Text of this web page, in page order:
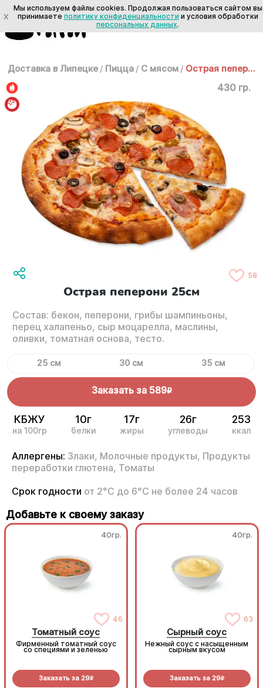
Доставка в Липецке / Пицца / С мясом / Острая пеперони 25cм
430 гр.
58
Острая пеперони 25cм
Состав: бекон, пеперони, грибы шампиньоны,
перец халапеньо, сыр моцарелла, маслины,
оливки, томатная основа, тесто.
25 см 30 см 35 см
Заказать за 589R
КБЖУ
на 100гр
10г
белки
17г
жиры
26г
углеводы
253
ккал
Аллергены: Злаки, Молочные продукты, Продукты
переработки глютена, Томаты
Срок годности от 2°С до 6°С не более 24 часов
Добавьте к своему заказу
40гр.
46
Томатный соус
Фирменный томатный соус
со специями и зеленью
Заказать за 29R
40гр.
63
Сырный соус
Нежный соус с насыщенным
сырным вкусом
Заказать за 29R
X
Мы используем файлы cookies. Продолжая пользоваться сайтом вы
принимаете политику конфиденциальности и условия обработки
персональных данных.